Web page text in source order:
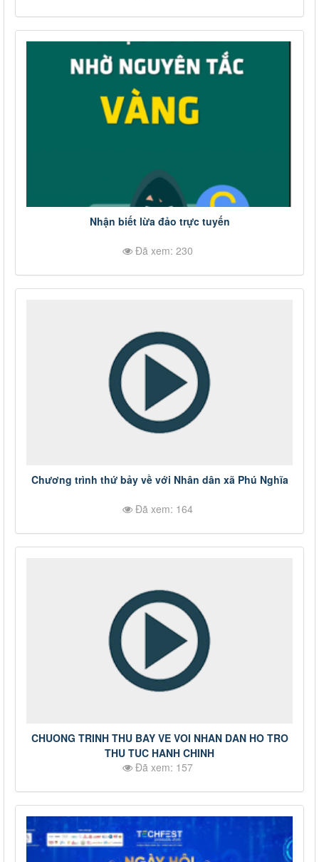
Nhận biết lừa đảo trực tuyến
Đã xem: 230
Chương trình thứ bảy về với Nhân dân xã Phú Nghĩa
Đã xem: 164
CHUONG TRINH THU BAY VE VOI NHAN DAN HO TRO
THU TUC HANH CHINH
Đã xem: 157